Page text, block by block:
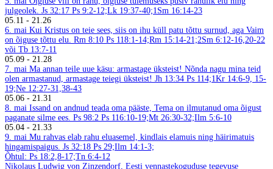
julgeolek. Js 32:17 Ps 9:2-12;Lk 19:37-40;1Sm 16:14-23
05.11 - 21.26
6. mai Kui Kristus on teie sees, siis on ihu küll patu tõttu surnud, aga Vaim
on õiguse tõttu elu. Rm 8:10 Ps 118:1-14;Rm 15:14-21;2Sm 6:12-16,20-22
või Tb 13:7-11
05.09 - 21.28
7. mai Ma annan teile uue käsu: armastage üksteist! Nõnda nagu mina teid
olen armastanud, armastage teiegi üksteist! Jh 13:34 Ps 114;1Kr 14:6-9, 15-
19;Ne 12:27-31,38-43
05.06 - 21.31
8. mai Issand on andnud teada oma pääste, Tema on ilmutanud oma õigust
paganate silme ees. Ps 98:2 Ps 116:10-19;Mt 26:30-32;Ilm 5:6-10
05.04 - 21.33
9. mai Mu rahvas elab rahu eluasemel, kindlais elamuis ning häirimatuis
hingamispaigus. Js 32:18 Ps 29;Ilm 14:1-3;
Õhtul: Ps 18:2,8-17;Tn 6:4-12
Nikolaus Ludwig von Zinzendorf, Eesti vennastekoguduse tegevuse